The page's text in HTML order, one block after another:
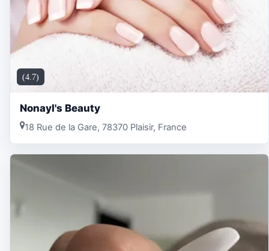
(4.7)
Nonayl's Beauty
18 Rue de la Gare, 78370 Plaisir, France